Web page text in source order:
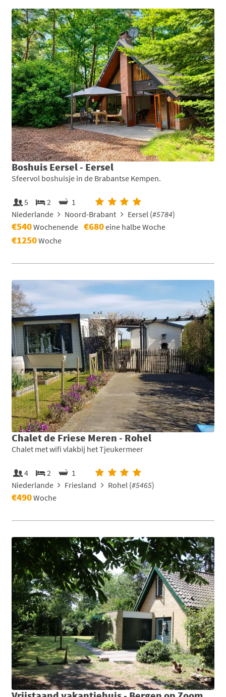
Boshuis Eersel - Eersel
Sfeervol boshuisje in de Brabantse Kempen.
5 2
1
Niederlande
Noord-Brabant Eersel (#5784)
€540Wochenende €680eine halbe Woche
€1250Woche
Chalet de Friese Meren - Rohel
Chalet met wifi vlakbij het Tjeukermeer
4 2
1
Niederlande
Friesland Rohel (#5465)
€490Woche